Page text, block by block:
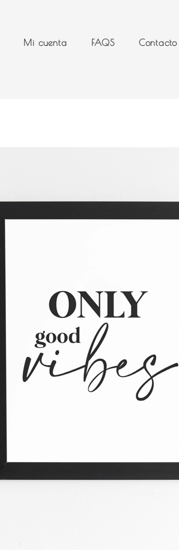
Mi cuenta FAQS Contacto